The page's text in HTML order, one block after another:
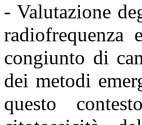
- Valutazione
congiunto di
dei metodi
questo